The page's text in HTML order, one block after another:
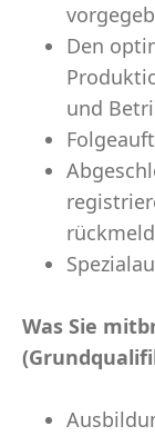
Den
und
Was Sie